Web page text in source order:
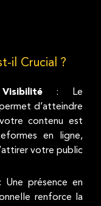
il Crucial ?
: Le
d’atteindre
contenu est
en ligne,
votre public
Une présence en
renforce la